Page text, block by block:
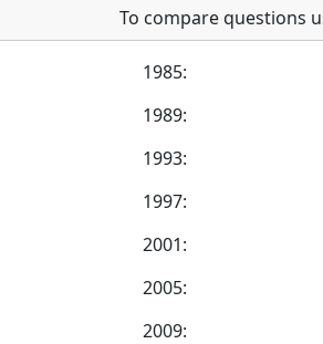
To compare questions
1985:
1989:
1993:
1997:
2001:
2005:
2009: